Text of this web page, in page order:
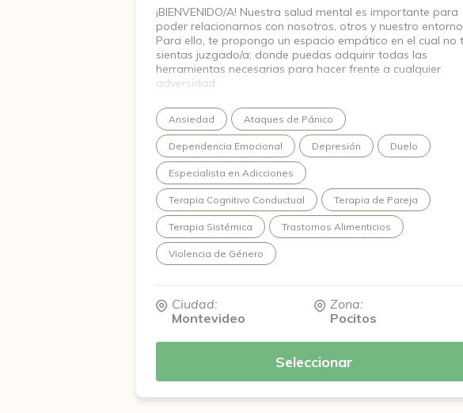
¡BIENVENIDO/A! Nuestra salud mental es importante para
poder relacionarnos con nosotros, otros y nuestro
Para ello, te propongo un espacio empático en el cual no
sientas juzgado/a; donde puedas adquirir todas las
herramientas necesarias para hacer frente a cualquier
adversidad.
Ansiedad Ataques de Pánico
Dependencia Emocional Depresión Duelo
Especialista en Adicciones
Terapia Cognitivo Conductual Terapia de Pareja
Terapia Sistémica Trastornos Alimenticios
Violencia de Género
Ciudad:
Montevideo
Zona:
Pocitos
Seleccionar